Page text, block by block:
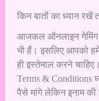
किन बातों का ध्यान रखें
आजकल ऑनलाइन गेमिंग
भी हैं। इसलिए आपको
ही इस्तेमाल करने
Terms & Conditions
पैसे मांगे लेकिन इनाम